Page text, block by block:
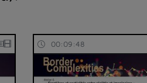
00:09:48